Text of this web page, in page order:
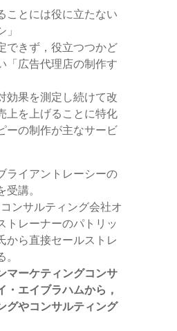
ことには役に立たない
できず，役立つつかど
「広告代理店の制作す
効果を測定し続けて改
上を上げることに特化
ーの制作が主なサービ
ライアントレーシーの
講。
ンサルティング会社オ
トレーナーのパトリッ
から直接セールストレ
マーケティングコンサ
・エイブラハムから，
グやコンサルティング